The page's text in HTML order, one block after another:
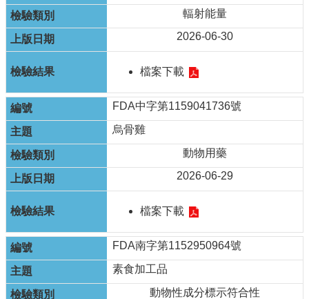
輻射能量
2026-06-30
檔案下載
FDA中字第1159041736號
烏骨雞
動物用藥
2026-06-29
檔案下載
FDA南字第1152950964號
素食加工品
動物性成分標示符合性